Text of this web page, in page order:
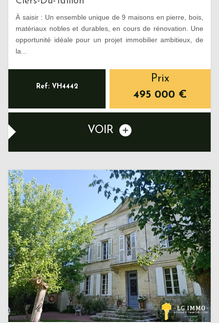
À saisir : Un ensemble unique de 9 maisons en pierre, bois,
matériaux nobles et durables, en cours de rénovation. Une
opportunité idéale pour un projet immobilier ambitieux, de
la...
Ref: VH4442
Prix
495 000 €
VOIR